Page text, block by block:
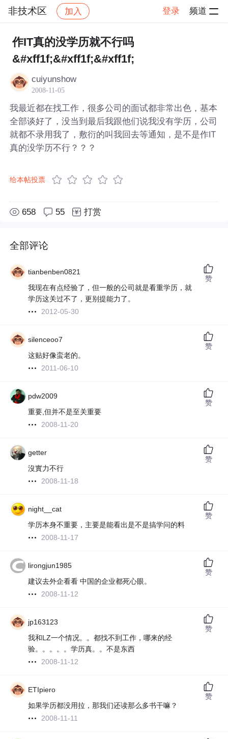
非技术区 加入 登录 频道
社区 非技术区 帖子详情
作IT真的没学历就不行吗
&#xff1f;&#xff1f;&#xff1f;
cuiyunshow
2008-11-05
我最近都在找工作，很多公司的面试都非常出色，基本
全部谈好了，没当到最后我跟他们说我没有学历，公司
就都不录用我了，敷衍的叫我回去等通知，是不是作IT
真的没学历不行？？？
给本帖投票
658 55 打赏
全部评论
tianbenben0821
我现在有点经验了，但一般的公司就是看重学历，就
学历这关过不了，更别提能力了。
2012-05-30
赞
silenceoo7
这贴好像蛮老的。
2011-06-10
赞
pdw2009
重要,但并不是至关重要
2008-11-20
赞
getter
沒實力不行
2008-11-18
赞
night__cat
学历本身不重要，主要是能看出是不是搞学问的料
2008-11-17
赞
lirongjun1985
建议去外企看看 中国的企业都死心眼。
2008-11-12
赞
jp163123
我和LZ一个情况。。都找不到工作，哪来的经
验。。。。。学历真。。不是东西
2008-11-12
赞
ETIpiero
如果学历都没用拉，那我们还读那么多书干嘛？
2008-11-11
赞